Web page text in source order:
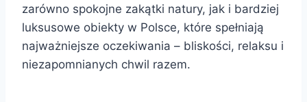
zarówno spokojne zakątki natury, jak i bardziej
luksusowe obiekty w Polsce, które spełniają
najważniejsze oczekiwania – bliskości, relaksu i
niezapomnianych chwil razem.